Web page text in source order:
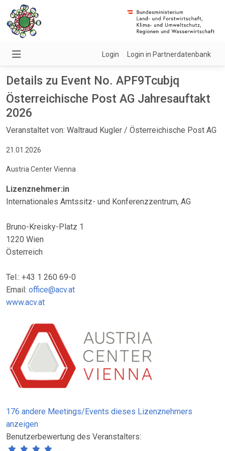
Login Login in Partnerdatenbank
Details zu Event No. APF9Tcubjq
Österreichische Post AG Jahresauftakt
2026
Veranstaltet von: Waltraud Kugler / Österreichische Post AG
21.01.2026
Austria Center Vienna
Lizenznehmer:in
Internationales Amtssitz- und Konferenzzentrum, AG
Bruno-Kreisky-Platz 1
1220 Wien
Österreich
Tel.: +43 1 260 69-0
Email: office@acv.at
www.acv.at
176 andere Meetings/Events dieses Lizenznehmers
anzeigen
Benutzerbewertung des Veranstalters: